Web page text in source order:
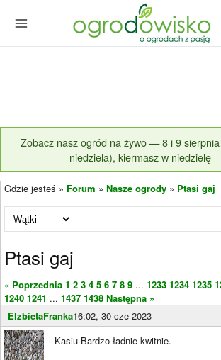
Zobacz nasz ogród na żywo — 8 i 9
niedziela), kiermasz w niedzielę
Gdzie jesteś » Forum » Nasze ogrody » Ptasi gaj
Ptasi gaj
« Poprzednia 1 2 3 4 5 6 7 8 9 ... 1233 1234 1235
1240 1241 ... 1437 1438 Następna »
ElzbietaFranka16:02, 30 cze 2023
Kasiu Bardzo ładnie kwitnie.